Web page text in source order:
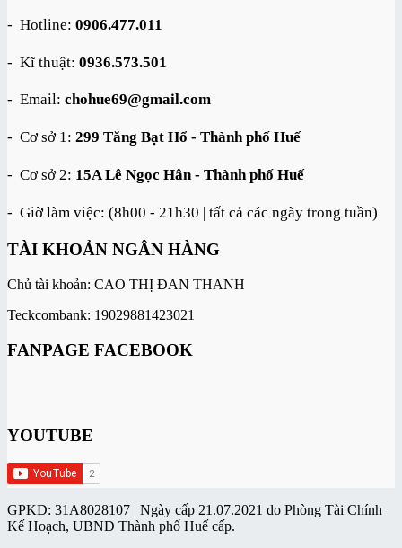
- Hotline: 0906.477.011
- Kĩ thuật: 0936.573.501
- Email: chohue69@gmail.com
- Cơ sở 1: 299 Tăng Bạt Hổ - Thành phố Huế
- Cơ sở 2: 15A Lê Ngọc Hân - Thành phố Huế
- Giờ làm việc: (8h00 - 21h30 | tất cả các ngày trong tuần)
TÀI KHOẢN NGÂN HÀNG
Chủ tài khoản: CAO THỊ ĐAN THANH
Teckcombank: 19029881423021
FANPAGE FACEBOOK
YOUTUBE
GPKD: 31A8028107 | Ngày cấp 21.07.2021 do Phòng Tài Chính
Kế Hoạch, UBND Thành phố Huế cấp.